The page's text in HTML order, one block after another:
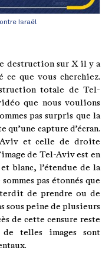
Israël
destruction sur X il y a
ce que vous cherchiez.
totale de Tel-
que nous voulions
pas surpris que la
capture d’écran.
et celle de droite
de Tel-Aviv est en
blanc, l’étendue de la
pas étonnés que
de prendre ou de
sous peine de plusieurs
de cette censure reste
telles images sont